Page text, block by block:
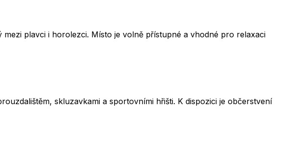
plavci i horolezci. Místo je volně přístupné a vhodné pro relaxaci
skluzavkami a sportovními hřišti. K dispozici je občerstvení